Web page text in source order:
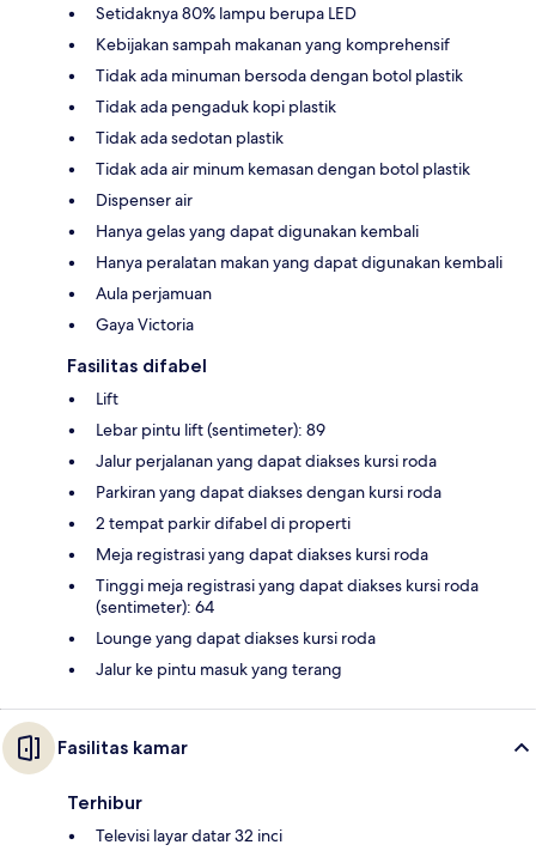
Setidaknya 80% lampu berupa LED
Kebijakan sampah makanan yang komprehensif
Tidak ada minuman bersoda dengan botol plastik
Tidak ada pengaduk kopi plastik
Tidak ada sedotan plastik
Tidak ada air minum kemasan dengan botol plastik
Dispenser air
Hanya gelas yang dapat digunakan kembali
Hanya peralatan makan yang dapat digunakan kembali
Aula perjamuan
Gaya Victoria
Fasilitas difabel
Lift
Lebar pintu lift (sentimeter): 89
Jalur perjalanan yang dapat diakses kursi roda
Parkiran yang dapat diakses dengan kursi roda
2 tempat parkir difabel di properti
Meja registrasi yang dapat diakses kursi roda
Tinggi meja registrasi yang dapat diakses kursi roda
(sentimeter): 64
Lounge yang dapat diakses kursi roda
Jalur ke pintu masuk yang terang
Fasilitas kamar
Terhibur
Televisi layar datar 32 inci